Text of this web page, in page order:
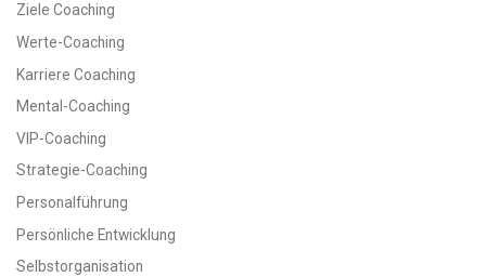
Ziele Coaching
Werte-Coaching
Karriere Coaching
Mental-Coaching
VIP-Coaching
Strategie-Coaching
Personalführung
Persönliche Entwicklung
Selbstorganisation